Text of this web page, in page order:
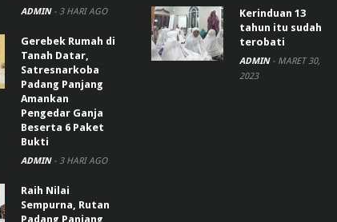
ADMIN - 3 HARI AGO
Gerebek Rumah di
Tanah Datar,
Satresnarkoba
Padang Panjang
Amankan
Pengedar Ganja
Beserta 6 Paket
Bukti
ADMIN - 3 HARI AGO
Raih Nilai
Sempurna, Rutan
Padang Panjang
Kerinduan 13
tahun itu sudah
terobati
ADMIN - MARET 30,
2023